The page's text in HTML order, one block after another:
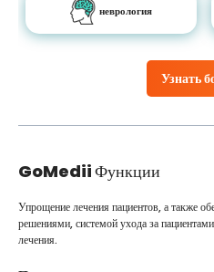
Узнать
неврология
GoMediiФункции
Упрощение лечения пациентов, а также
решениями, системой ухода за
лечения.